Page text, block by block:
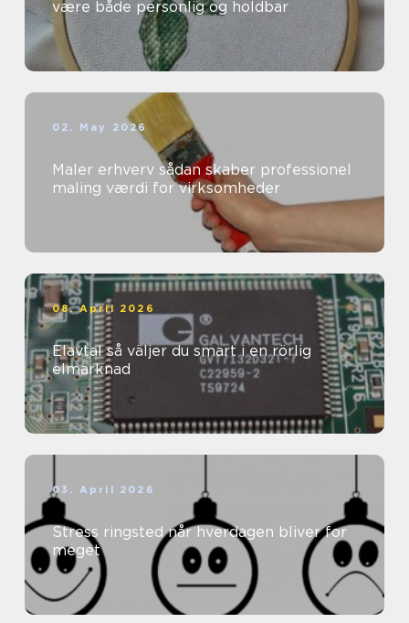
være både personlig og holdbar
02. May 2026
Maler erhverv sådan skaber professionel
maling værdi for virksomheder
08. April 2026
Elavtal så väljer du smart i en rörlig
elmarknad
03. April 2026
Stress ringsted når hverdagen bliver for
meget